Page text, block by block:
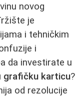
novog
je
i tehničkim
i
da investirate u
grafičku karticu?
od rezolucije